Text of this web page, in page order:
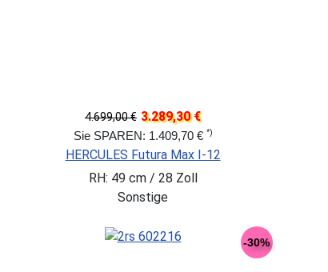
4.699,00 € 3.289,30 €
Sie SPAREN: 1.409,70 € *)
HERCULES Futura Max I-12
RH: 49 cm / 28 Zoll
Sonstige
-30%